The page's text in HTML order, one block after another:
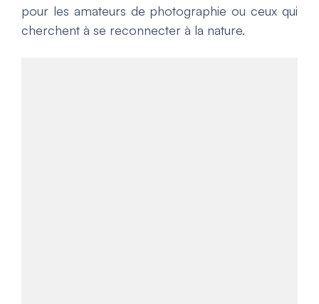
pour les amateurs de photographie ou ceux qui
cherchent à se reconnecter à la nature.